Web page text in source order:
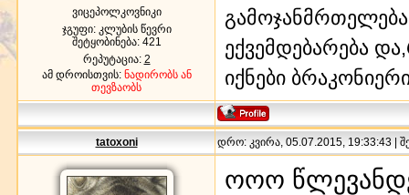
ვიცეპოლკოვნიკი
ჯგუფი: კლუბის წევრი
შეტყობინება: 421
რეპუტაცია: 2
ამ დროისთვის: ნადირობს ან
თევზაობს
ექვემდებარება
იქნები
tatoxoni დრო: კვირა, 05.07.2015, 19:33:43 |
ოოო